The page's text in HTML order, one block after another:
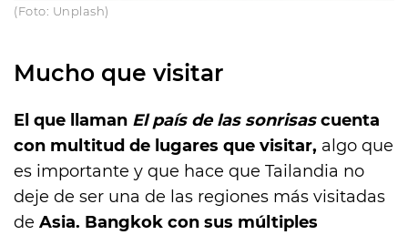
(Foto: Unplash)
Mucho que visitar
El que llaman El país de las sonrisascuenta
con multitud de lugares que visitar, algo que
es importante y que hace que Tailandia no
deje de ser una de las regiones más visitadas
de Asia. Bangkok con sus múltiples